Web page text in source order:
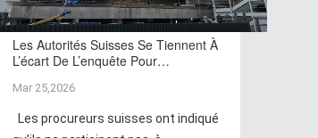
Les Autorités Suisses Se Tiennent À
L’écart De L’enquête Pour…
Mar 25,2026
Les procureurs suisses ont indiqué